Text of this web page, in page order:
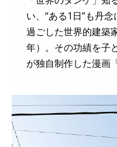
い、“ある1日”も丹
過ごした世界的建築
年）。その功績を子
が独自制作した漫